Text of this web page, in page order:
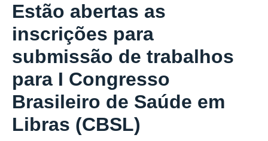
Estão abertas as
inscrições para
submissão de trabalhos
para I Congresso
Brasileiro de Saúde em
Libras (CBSL)